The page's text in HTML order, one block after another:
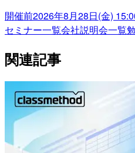
開催前2026年8月28日(金)
セミナー一覧会社説明会一覧
関連記事